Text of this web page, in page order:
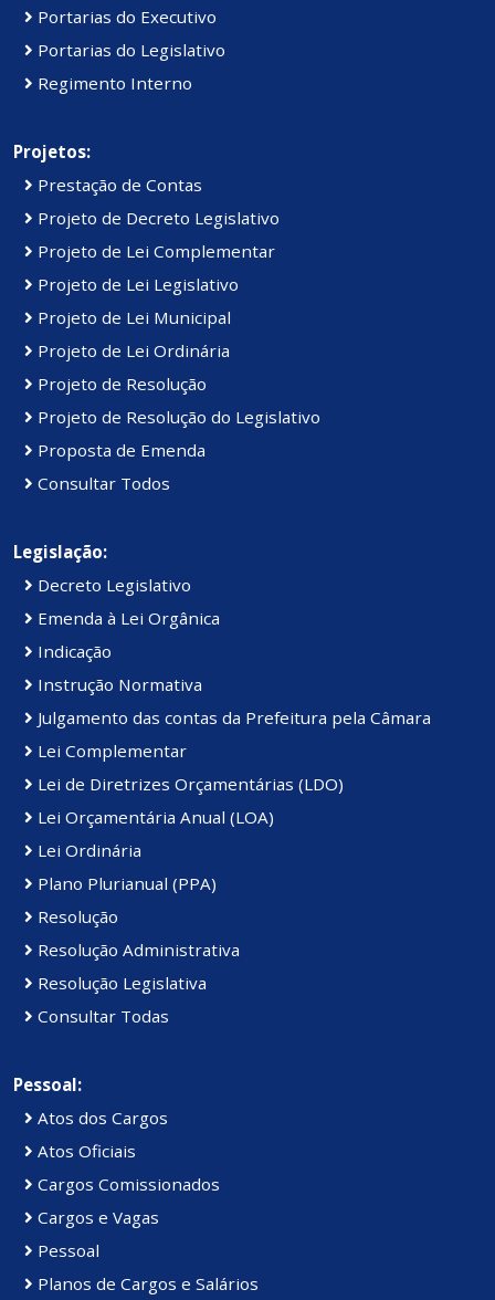
Portarias do Executivo
Portarias do Legislativo
Regimento Interno
Projetos:
Prestação de Contas
Projeto de Decreto Legislativo
Projeto de Lei Complementar
Projeto de Lei Legislativo
Projeto de Lei Municipal
Projeto de Lei Ordinária
Projeto de Resolução
Projeto de Resolução do Legislativo
Proposta de Emenda
Consultar Todos
Legislação:
Decreto Legislativo
Emenda à Lei Orgânica
Indicação
Instrução Normativa
Julgamento das contas da Prefeitura pela Câmara
Lei Complementar
Lei de Diretrizes Orçamentárias (LDO)
Lei Orçamentária Anual (LOA)
Lei Ordinária
Plano Plurianual (PPA)
Resolução
Resolução Administrativa
Resolução Legislativa
Consultar Todas
Pessoal:
Atos dos Cargos
Atos Oficiais
Cargos Comissionados
Cargos e Vagas
Pessoal
Planos de Cargos e Salários